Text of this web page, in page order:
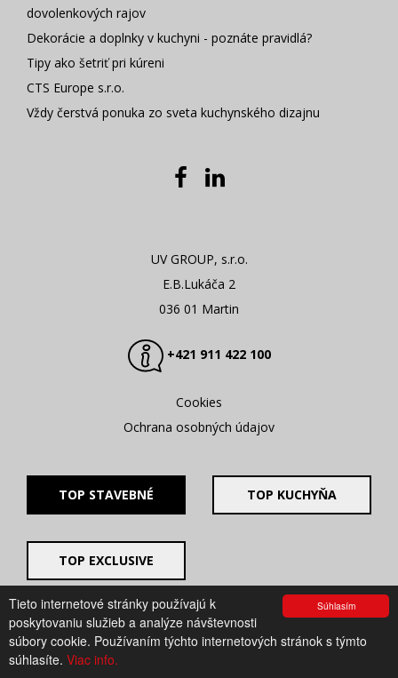
Súhlasím
Tieto internetové stránky používajú k
poskytovaniu služieb a analýze návštevnosti
súbory cookie. Používaním týchto internetových stránok s týmto
súhlasíte. Viac info.
dovolenkových rajov
Dekorácie a doplnky v kuchyni - poznáte pravidlá?
Tipy ako šetriť pri kúreni
CTS Europe s.r.o.
Vždy čerstvá ponuka zo sveta kuchynského dizajnu
UV GROUP, s.r.o.
E.B.Lukáča 2
036 01 Martin
+421 911 422 100
Cookies
Ochrana osobných údajov
TOP STAVEBNÉ TOP KUCHYŇA
TOP EXCLUSIVE
© 2008 - 2026. UV GROUP s.r.o. |
Created by CTS Europe
s.r.o.